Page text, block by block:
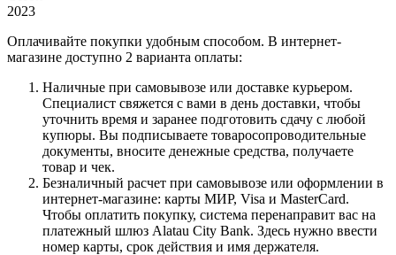
2023
Оплачивайте покупки удобным способом. В интернет-
магазине доступно 2 варианта оплаты:
Наличные при самовывозе или доставке курьером.
Специалист свяжется с вами в день доставки, чтобы
уточнить время и заранее подготовить сдачу с любой
купюры. Вы подписываете товаросопроводительные
документы, вносите денежные средства, получаете
товар и чек.
Безналичный расчет при самовывозе или оформлении в
интернет-магазине: карты МИР, Visa и MasterCard.
Чтобы оплатить покупку, система перенаправит вас на
платежный шлюз Alatau City Bank. Здесь нужно ввести
номер карты, срок действия и имя держателя.